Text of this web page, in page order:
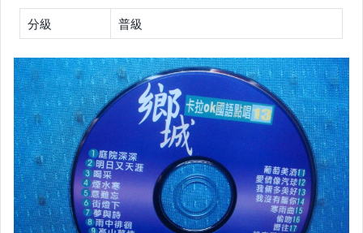
客語光碟
日語光碟
韓語光碟
西洋光碟
相聲國劇光碟
連續據 DVD光碟
電影電視電玩原聲帶
分級 普級